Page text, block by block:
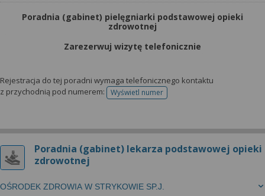
Poradnia (gabinet) pielęgniarki podstawowej opieki
zdrowotnej
Zarezerwuj wizytę telefonicznie
Rejestracja do tej poradni wymaga telefonicznego kontaktu
z przychodnią pod numerem:
Wyświetl numertelefonu do rejestracji
Poradnia (gabinet) lekarza podstawowej opieki
zdrowotnej
OŚRODEK ZDROWIA W STRYKOWIE SP.J.